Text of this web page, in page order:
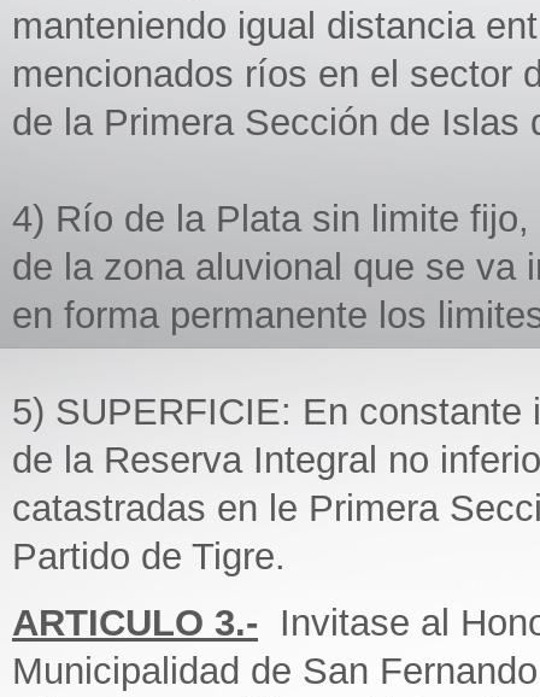
manteniendo igual distancia
mencionados ríos en el sector
de la Primera Sección de Islas
4) Río de la Plata sin limite
de la zona aluvional que se va
en forma permanente los
5) SUPERFICIE: En
de la Reserva Integral no
catastradas en le Primera
Partido de Tigre.
ARTICULO 3.- Invitase al
Municipalidad de San